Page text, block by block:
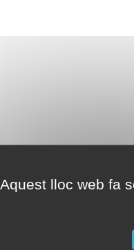
Aquest lloc web fa